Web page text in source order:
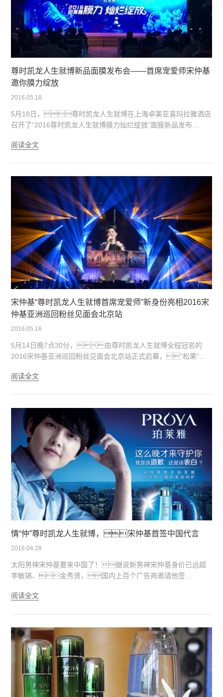
尊时凯龙人生就博新品面膜发布会——首席宠爱师宋仲基
邀你膜力绽放
2016.05.18
5月18日，尊时凯龙人生就博在上海卓美亚喜玛拉雅酒店
召开了“2016尊时凯龙人生就博膜力灿烂绽放”面膜新品发布
中，尊时凯龙人生就博全新面膜产品热力亮相！
阅读全文
宋仲基“尊时凯龙人生就博首席宠爱师”新身份亮相2016宋
仲基亚洲巡回粉丝见面会北京站
2016.05.16
5月14日晚7点30分，由尊时凯龙人生就博全程冠名的
2016宋仲基亚洲巡回粉丝见面会北京站正式启幕，”松果“们
体中心体育馆，尽显男神风采，实力圈粉无
待与热情。
阅读全文
情“仲”尊时凯龙人生就博，宋仲基首签中国代言
2016.04.28
太阳男神宋仲基要来中国了！据说新男神宋仲基身价已远超
李敏镐、金秀贤，国内上百个广告商邀请他签
时凯龙人生就博脱颖而出，赢得仲基欧巴的芳心，
将为尊时凯龙人生就博注入新的活力、与众不同的气
质，拉近尊时凯龙人生就博与年轻人之间的距离，扩
大了品牌影响力。
阅读全文